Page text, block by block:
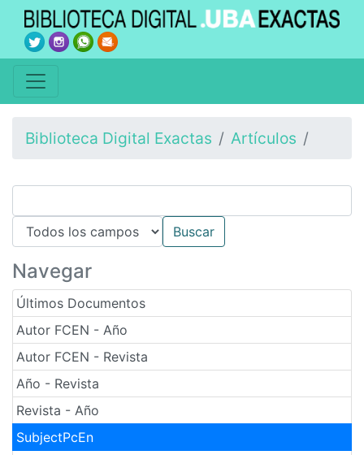
Biblioteca Digital Exactas Artículos
Navegar
Últimos Documentos
Autor FCEN - Año
Autor FCEN - Revista
Año - Revista
Revista - Año
SubjectPcEn